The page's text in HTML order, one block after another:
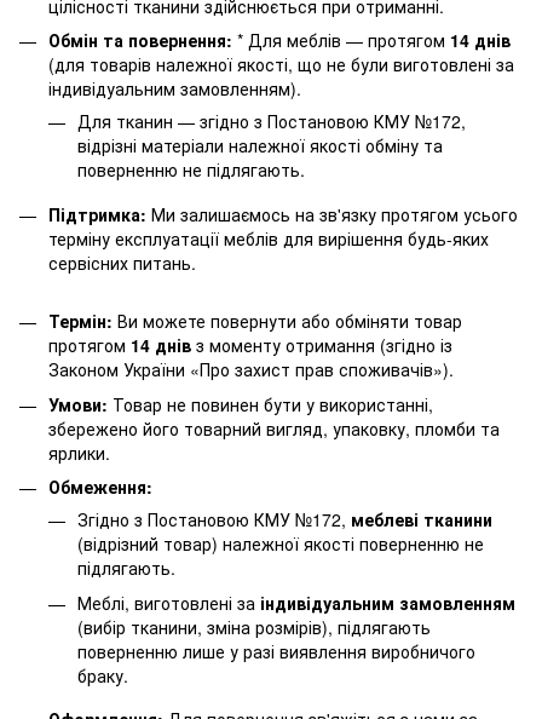
цілісності тканини здійснюється при отриманні.
Обмін та повернення: * Для меблів — протягом 14 днів
(для товарів належної якості, що не були виготовлені за
індивідуальним замовленням).
Для тканин — згідно з Постановою КМУ №172,
відрізні матеріали належної якості обміну та
поверненню не підлягають.
Підтримка: Ми залишаємось на зв'язку протягом усього
терміну експлуатації меблів для вирішення будь-яких
сервісних питань.
Термін: Ви можете повернути або обміняти товар
протягом 14 днів з моменту отримання (згідно із
Законом України «Про захист прав споживачів»).
Умови: Товар не повинен бути у використанні,
збережено його товарний вигляд, упаковку, пломби та
ярлики.
Обмеження:
Згідно з Постановою КМУ №172, меблеві тканини
(відрізний товар) належної якості поверненню не
підлягають.
Меблі, виготовлені за індивідуальним замовленням
(вибір тканини, зміна розмірів), підлягають
поверненню лише у разі виявлення виробничого
браку.